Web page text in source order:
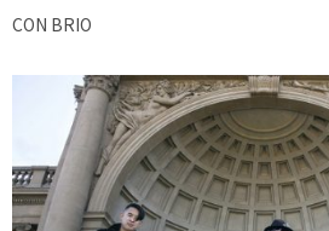
CON BRIO